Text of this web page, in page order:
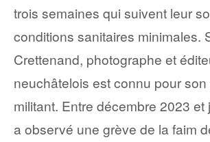
trois semaines qui suivent leur
conditions sanitaires minimales.
Crettenand, photographe et
neuchâtelois est connu pour
militant. Entre décembre 2023 et
a observé une grève de la faim